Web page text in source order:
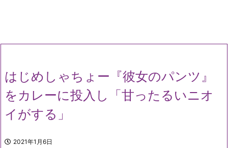
はじめしゃちょー『彼女のパンツ』
をカレーに投入し「甘ったるいニオ
イがする」
2021年1月6日